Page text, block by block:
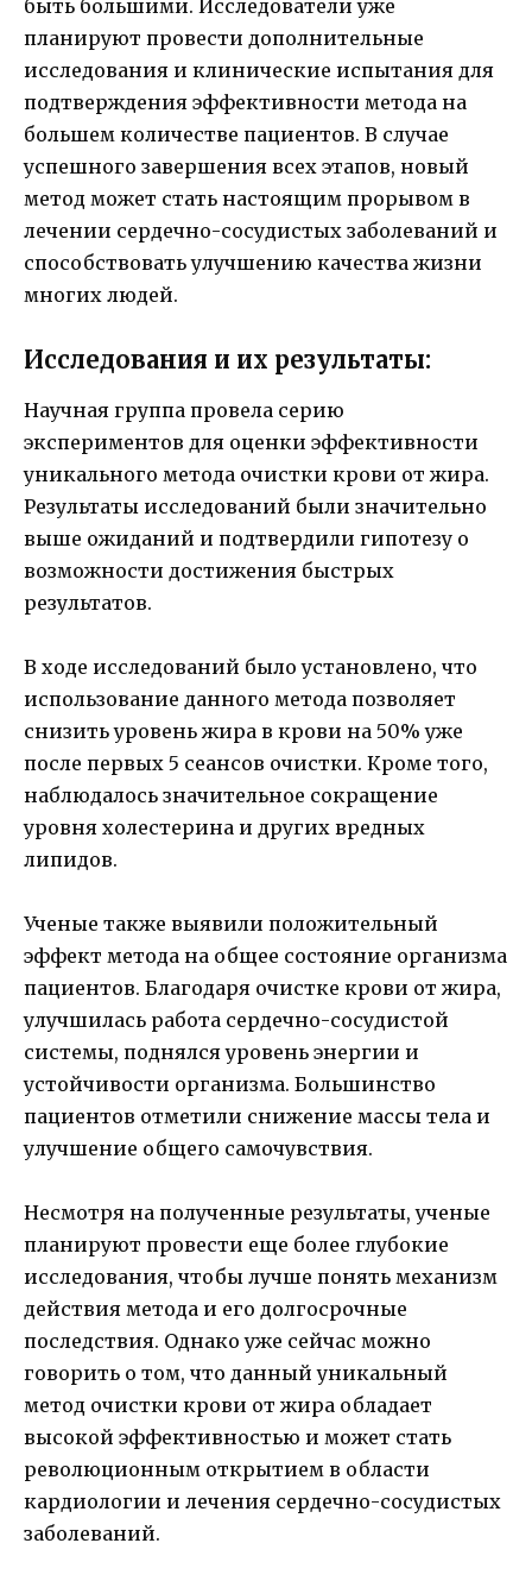
быть большими. Исследователи уже
планируют провести дополнительные
исследования и клинические испытания для
подтверждения эффективности метода на
большем количестве пациентов. В случае
успешного завершения всех этапов, новый
метод может стать настоящим прорывом в
лечении сердечно-сосудистых заболеваний и
способствовать улучшению качества жизни
многих людей.
Исследования и их результаты:
Научная группа провела серию
экспериментов для оценки эффективности
уникального метода очистки крови от жира.
Результаты исследований были значительно
выше ожиданий и подтвердили гипотезу о
возможности достижения быстрых
результатов.
В ходе исследований было установлено, что
использование данного метода позволяет
снизить уровень жира в крови на 50% уже
после первых 5 сеансов очистки. Кроме того,
наблюдалось значительное сокращение
уровня холестерина и других вредных
липидов.
Ученые также выявили положительный
эффект метода на общее состояние организма
пациентов. Благодаря очистке крови от жира,
улучшилась работа сердечно-сосудистой
системы, поднялся уровень энергии и
устойчивости организма. Большинство
пациентов отметили снижение массы тела и
улучшение общего самочувствия.
Несмотря на полученные результаты, ученые
планируют провести еще более глубокие
исследования, чтобы лучше понять механизм
действия метода и его долгосрочные
последствия. Однако уже сейчас можно
говорить о том, что данный уникальный
метод очистки крови от жира обладает
высокой эффективностью и может стать
революционным открытием в области
кардиологии и лечения сердечно-сосудистых
заболеваний.